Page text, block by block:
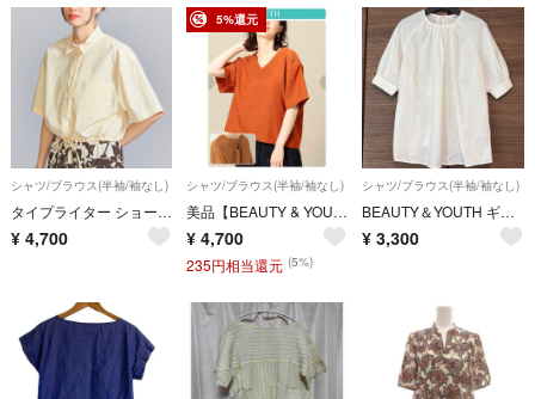
シャツ/ブラウス(半袖/袖なし)
タイプライター ショートスリーブ シャツ
¥ 4,700
5%還元
シャツ/ブラウス(半袖/袖なし)
美品【BEAUTY & YOUTH】リネンタッチ レースアップ ショートスリーブ
¥ 4,700
235円相当還元 (5%)
シャツ/ブラウス(半袖/袖なし)
BEAUTY＆YOUTH ギャザーデザインブラウス ユナイテッドアローズ
¥ 3,300